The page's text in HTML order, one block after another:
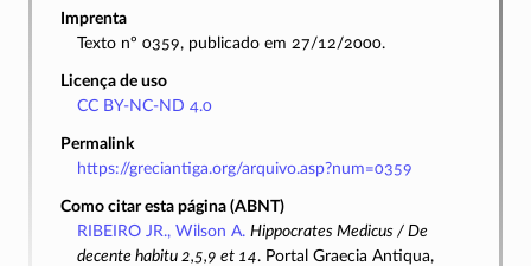
Imprenta
Texto nº 0359, publicado em 27/12/2000.
Licença de uso
CC BY-NC-ND 4.0
Permalink
https://greciantiga.org/arquivo.asp?num=0359
Como citar esta página (ABNT)
RIBEIRO JR., Wilson A. Hippocrates Medicus / De
decente habitu 2,5,9 et 14. Portal Graecia Antiqua,